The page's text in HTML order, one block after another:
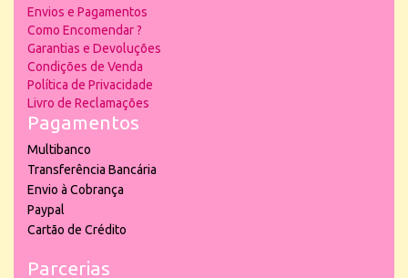
Envios e Pagamentos
Como Encomendar ?
Garantias e Devoluções
Condições de Venda
Política de Privacidade
Livro de Reclamações
Pagamentos
Multibanco
Transferência Bancária
Envio à Cobrança
Paypal
Cartão de Crédito
Parcerias